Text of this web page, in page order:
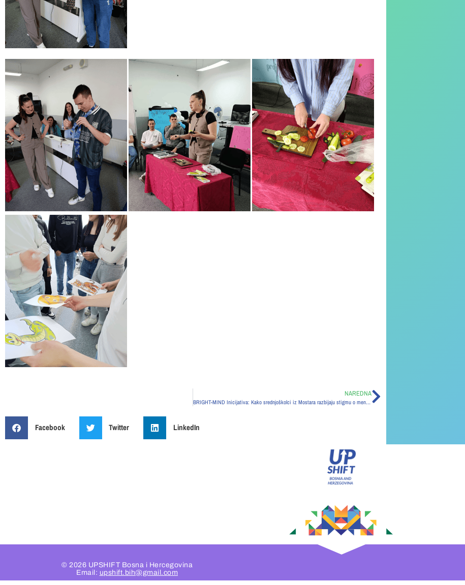
NAREDNA
BRIGHT-MIND Inicijativa: Kako srednjoškolci iz Mostara razbijaju stigmu o mentalnom zdravlju
Facebook Twitter LinkedIn
© 2026 UPSHIFT Bosna i Hercegovina
Email: upshift.bih@gmail.com